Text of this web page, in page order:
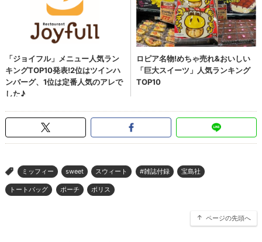
> ミッフィー sweet スウィート #雑誌付録 宝島社
トートバッグ ポーチ ボリス
ページの先頭へ